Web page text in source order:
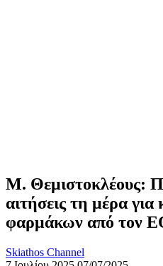
Μ. Θεμιστοκλέους:
αιτήσεις τη μέρα για
φαρμάκων από τον
Skiathos Channel